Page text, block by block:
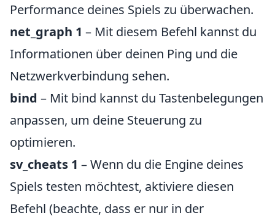
Performance deines Spiels zu überwachen.
net_graph 1 – Mit diesem Befehl kannst du
Informationen über deinen Ping und die
Netzwerkverbindung sehen.
bind – Mit bind kannst du Tastenbelegungen
anpassen, um deine Steuerung zu
optimieren.
sv_cheats 1 – Wenn du die Engine deines
Spiels testen möchtest, aktiviere diesen
Befehl (beachte, dass er nur in der